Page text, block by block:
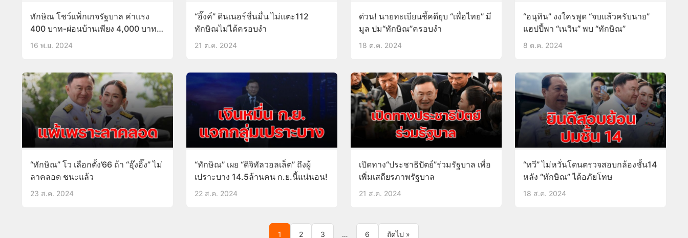
ทักษิณ โชว์แพ็กเกจรัฐบาล ค่าแรง
400 บาท-ผ่อนบ้านเพียง 4,000 บาท
ต่อเดือน!
16 พ.ย. 2024
“อิ๊งค์” ดินเนอร์ชื่นมื่น ไม่แตะ112
ทักษิณไม่ได้ครอบงำ
21 ต.ค. 2024
ด่วน! นายทะเบียนชี้คดียุบ “เพื่อไทย” มี
มูล ปม“ทักษิณ”ครอบงำ
18 ต.ค. 2024
“อนุทิน” งงใครพูด “จบแล้วครับนาย”
แฮปปี้พา “เนวิน” พบ “ทักษิณ”
8 ต.ค. 2024
“ทักษิณ” โว เลือกตั้ง’66 ถ้า “อุ๊งอิ๊ง” ไม่
ลาคลอด ชนะแล้ว
23 ส.ค. 2024
“ทักษิณ” เผย “ดิจิทัลวอลเล็ต” ถึงผู้
เปราะบาง 14.5ล้านคน ก.ย.นี้แน่นอน!
22 ส.ค. 2024
เปิดทาง“ประชาธิปัตย์”ร่วมรัฐบาล เพื่อ
เพิ่มเสถียรภาพรัฐบาล
21 ส.ค. 2024
“ทวี” ไม่หวั่นโดนตรวจสอบกล้องชั้น14
หลัง “ทักษิณ” ได้อภัยโทษ
18 ส.ค. 2024
1 2 3 … 6 ถัดไป »